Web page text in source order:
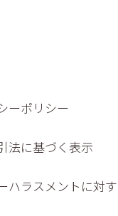
ーポリシー
法に基づく表示
ハラスメントに対